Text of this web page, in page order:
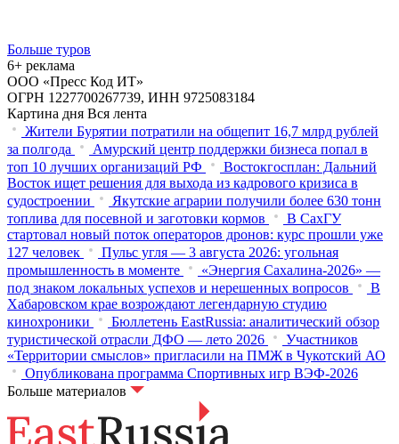
Больше туров
6+ реклама
ООО «Пресс Код ИТ»
ОГРН 1227700267739, ИНН 9725083184
Картина дня Вся лента
Жители Бурятии потратили на общепит 16,7 млрд рублей
за полгода
Амурский центр поддержки бизнеса попал в
топ 10 лучших организаций РФ
Востокгосплан: Дальний
Восток ищет решения для выхода из кадрового кризиса в
судостроении
Якутские аграрии получили более 630 тонн
топлива для посевной и заготовки кормов
В СахГУ
стартовал новый поток операторов дронов: курс прошли уже
127 человек
Пульс угля — 3 августа 2026: угольная
промышленность в моменте
«Энергия Сахалина-2026» —
под знаком локальных успехов и нерешенных вопросов
В
Хабаровском крае возрождают легендарную студию
кинохроники
Бюллетень EastRussia: аналитический обзор
туристической отрасли ДФО — лето 2026
Участников
«Территории смыслов» пригласили на ПМЖ в Чукотский АО
Опубликована программа Спортивных игр ВЭФ-2026
Больше материалов